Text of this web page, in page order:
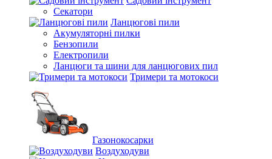
Секатори
Ланцюгові пили
Акумуляторні пилки
Бензопили
Електропили
Ланцюги та шини для ланцюгових пил
Тримери та мотокоси
Газонокосарки
Воздуходуви